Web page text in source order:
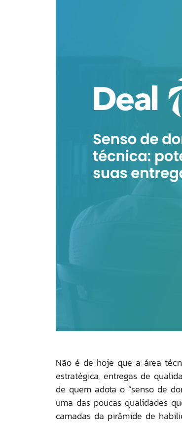
Não é de hoje que a área
estratégica, entregas de
de quem adota o “senso de
uma das poucas qualidades
camadas da pirâmide de